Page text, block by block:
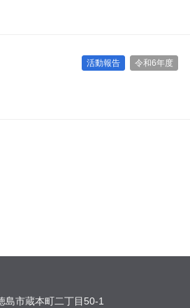
令和6年度
活動報告
市蔵本町二丁目50-1